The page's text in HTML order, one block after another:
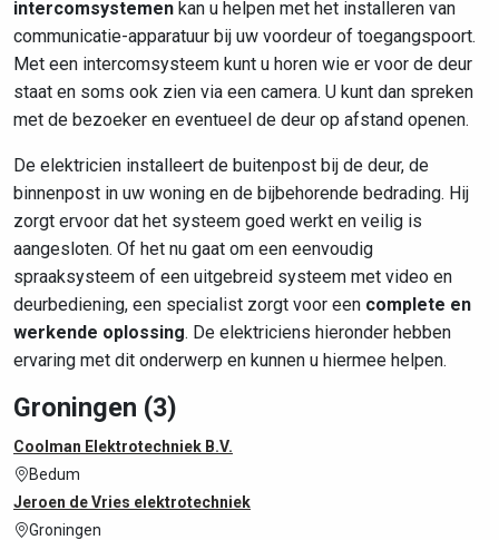
intercomsystemen kan u helpen met het installeren van
communicatie-apparatuur bij uw voordeur of toegangspoort.
Met een intercomsysteem kunt u horen wie er voor de deur
staat en soms ook zien via een camera. U kunt dan spreken
met de bezoeker en eventueel de deur op afstand openen.
De elektricien installeert de buitenpost bij de deur, de
binnenpost in uw woning en de bijbehorende bedrading. Hij
zorgt ervoor dat het systeem goed werkt en veilig is
aangesloten. Of het nu gaat om een eenvoudig
spraaksysteem of een uitgebreid systeem met video en
deurbediening, een specialist zorgt voor een complete en
werkende oplossing. De elektriciens hieronder hebben
ervaring met dit onderwerp en kunnen u hiermee helpen.
Groningen (3)
Coolman Elektrotechniek B.V.
Bedum
Jeroen de Vries elektrotechniek
Groningen